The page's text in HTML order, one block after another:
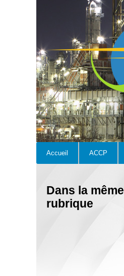
Accueil ACCP
Dans la même
rubrique